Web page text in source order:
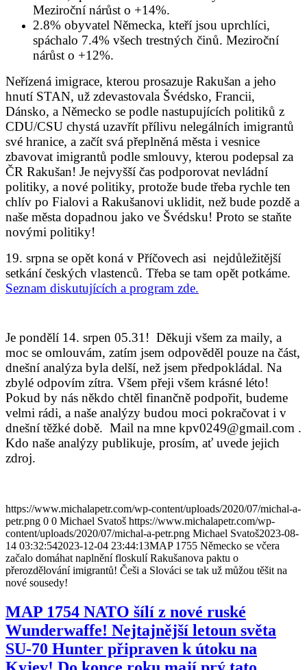
Meziroční nárůst o +14%.
2.8% obyvatel Německa, kteří jsou uprchlíci,
spáchalo 7.4% všech trestných činů. Meziroční
nárůst o +12%.
Neřízená imigrace, kterou prosazuje Rakušan a jeho
hnutí STAN, už zdevastovala Švédsko, Francii,
Dánsko, a Německo se podle nastupujících politiků z
CDU/CSU chystá uzavřít přílivu nelegálních imigrantů
své hranice, a začít svá přeplněná města i vesnice
zbavovat imigrantů podle smlouvy, kterou podepsal za
ČR Rakušan! Je nejvyšší čas podporovat nevládní
politiky, a nové politiky, protože bude třeba rychle ten
chlív po Fialovi a Rakušanovi uklidit, než bude pozdě a
naše města dopadnou jako ve Švédsku! Proto se staňte
novými politiky!
19. srpna se opět koná v Příčovech asi nejdůležitější
setkání českých vlastenců. Třeba se tam opět potkáme.
Seznam diskutujících a program zde.
Je pondělí 14. srpen 05.31! Děkuji všem za maily, a
moc se omlouvám, zatím jsem odpověděl pouze na část,
dnešní analýza byla delší, než jsem předpokládal. Na
zbylé odpovím zítra. Všem přeji všem krásné léto!
Pokud by nás někdo chtěl finančně podpořit, budeme
velmi rádi, a naše analýzy budou moci pokračovat i v
dnešní těžké době. Mail na mne kpv0249@gmail.com .
Kdo naše analýzy publikuje, prosím, ať uvede jejich
zdroj.
https://www.michalapetr.com/wp-content/uploads/2020/07/michal-a-
petr.png 0 0 Michael Svatoš https://www.michalapetr.com/wp-
content/uploads/2020/07/michal-a-petr.png Michael Svatoš2023-08-
14 03:32:542023-12-04 23:44:13MAP 1755 Německo se včera
začalo domáhat naplnění floskulí Rakušanova paktu o
přerozdělování imigrantů! Češi a Slováci se tak už můžou těšit na
nové sousedy!
MAP 1754 NATO šílí z nové ruské
Wunderwaffe! Nejtajnější letoun světa
SU-70 Hunter připraven k útoku na